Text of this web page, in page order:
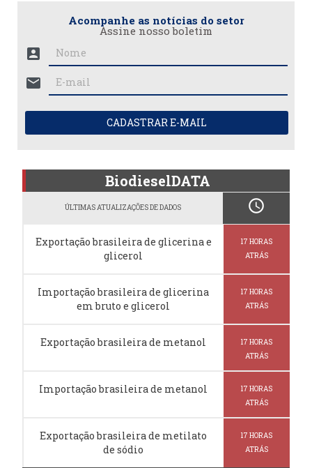
Acompanhe as notícias do setor
Assine nosso boletim
account_box
mail
CADASTRAR E-MAIL
BiodieselDATA
ÚLTIMAS ATUALIZAÇÕES DE DADOS schedule
Exportação brasileira de glicerina e
glicerol
17 HORAS
ATRÁS
Importação brasileira de glicerina
em bruto e glicerol
17 HORAS
ATRÁS
Exportação brasileira de metanol
17 HORAS
ATRÁS
Importação brasileira de metanol
17 HORAS
ATRÁS
Exportação brasileira de metilato
de sódio
17 HORAS
ATRÁS